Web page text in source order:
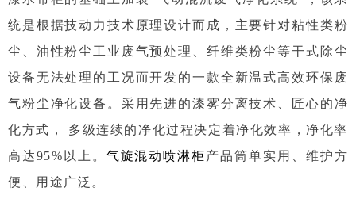
统是根据技动力技术原理设计而成，主要针对粘性类粉
尘、油性粉尘工业废气预处理、纤维类粉尘等干式除尘
设备无法处理的工况而开发的一款全新温式高效环保废
气粉尘净化设备。采用先进的漆雾分离技术、匠心的净
化方式， 多级连续的净化过程决定着净化效率，净化率
高达95%以上。 气旋混动喷淋柜产品筒单实用、维护方
便、用途广泛。